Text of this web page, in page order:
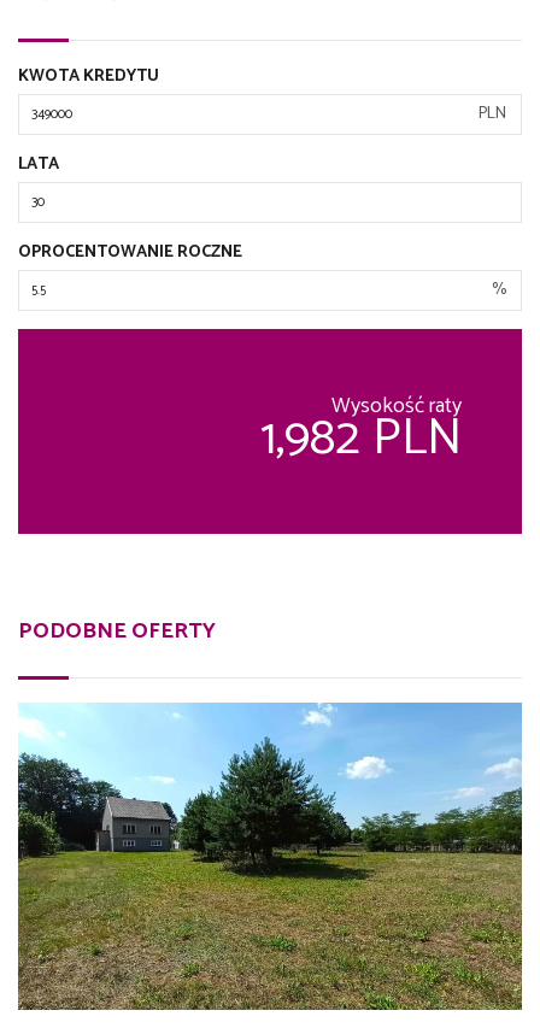
KWOTA KREDYTU
PLN
LATA
OPROCENTOWANIE ROCZNE
%
Wysokość raty
1,982 PLN
PODOBNE OFERTY